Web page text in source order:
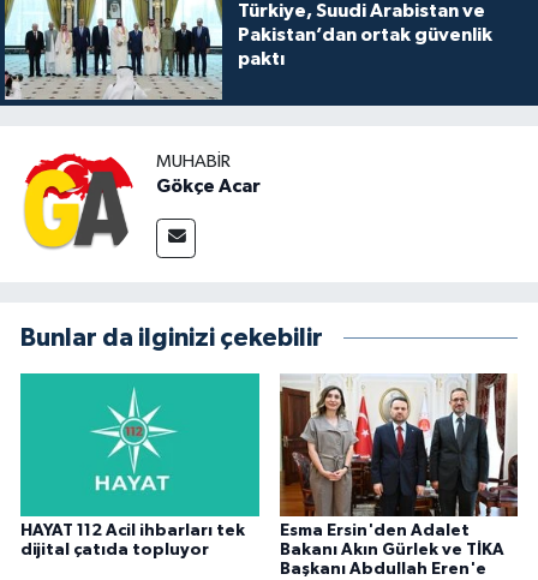
Türkiye, Suudi Arabistan ve
Pakistan’dan ortak güvenlik
paktı
MUHABIR
Gökçe Acar
Bunlar da ilginizi çekebilir
HAYAT 112 Acil ihbarları tek
dijital çatıda topluyor
Esma Ersin'den Adalet
Bakanı Akın Gürlek ve TİKA
Başkanı Abdullah Eren'e